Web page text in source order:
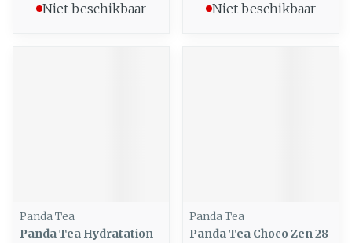
Niet beschikbaar Niet beschikbaar
Panda Tea
Panda Tea Hydratation
Panda Tea
Panda Tea Choco Zen 28